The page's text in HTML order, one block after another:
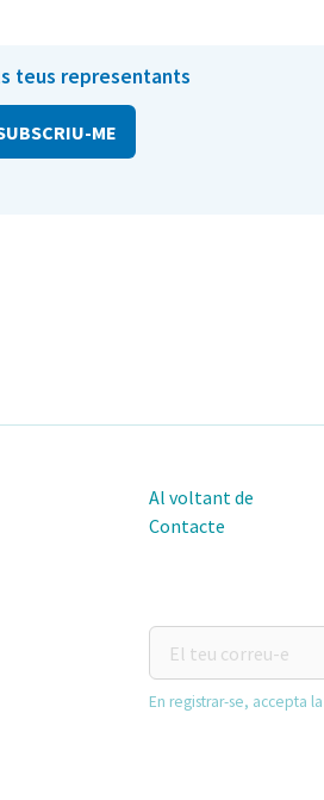
teus representants
Al voltant de
Contacte
teu
correu-
En registrar-se, accepta